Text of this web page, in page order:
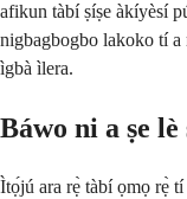
afikun tàbí ṣíṣe àkíyèsí
nigbagbogbo lakoko tí
ìgbà ìlera.
Báwo ni a ṣe
Ìtọ́jú ara rẹ̀ tàbí ọmọ rẹ̀